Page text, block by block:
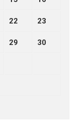
22 23
29 30